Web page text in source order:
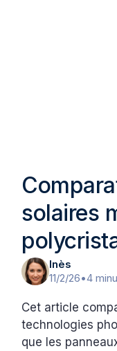
solaires
Inès
11/2/26•4
Cet article
technologies
que les